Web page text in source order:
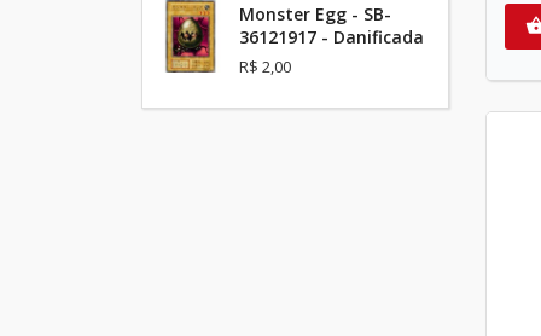
Monster Egg - SB-
36121917 - Danificada
R$ 2,00